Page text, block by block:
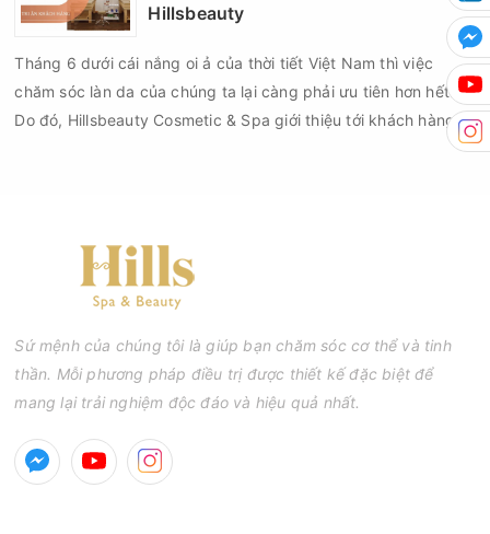
Hillsbeauty
Tháng 6 dưới cái nắng oi ả của thời tiết Việt Nam thì việc
chăm sóc làn da của chúng ta lại càng phải ưu tiên hơn hết.
Do đó, Hillsbeauty Cosmetic & Spa giới thiệu tới khách hàng
chương trình khuyến mại tháng 6/2019 cho tất cả các cơ sở.
Sứ mệnh của chúng tôi là giúp bạn chăm sóc cơ thể và tinh
thần. Mỗi phương pháp điều trị được thiết kế đặc biệt để
mang lại trải nghiệm độc đáo và hiệu quả nhất.